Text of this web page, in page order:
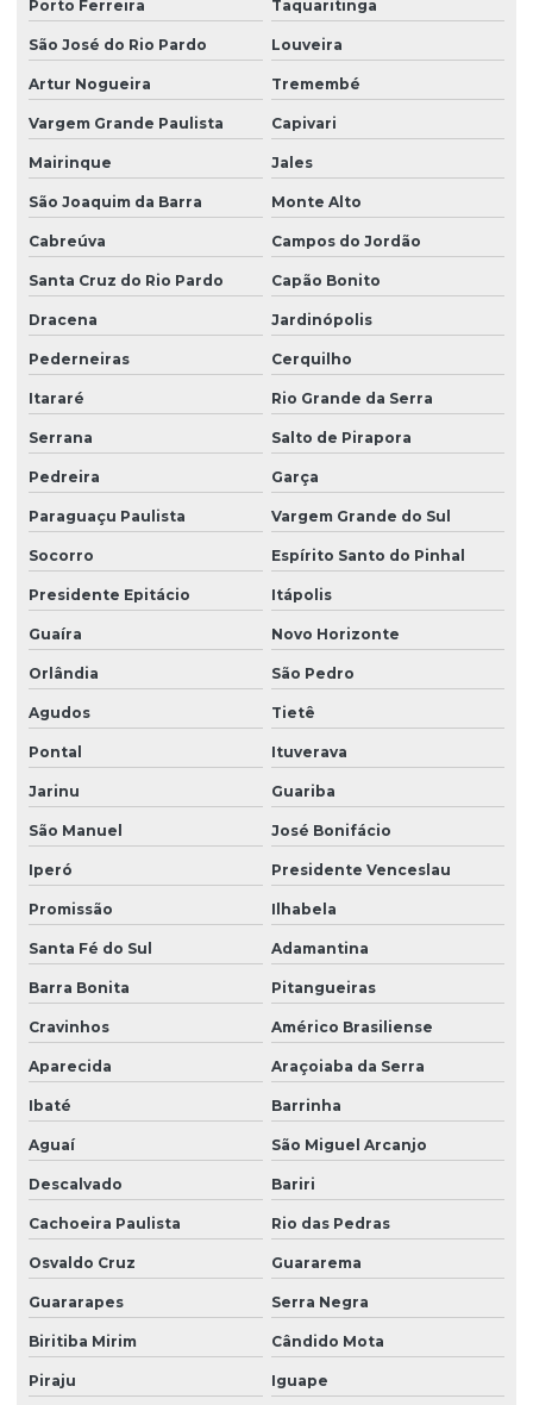
Porto Ferreira Taquaritinga
São José do Rio Pardo Louveira
Artur Nogueira Tremembé
Vargem Grande Paulista Capivari
Mairinque Jales
São Joaquim da Barra Monte Alto
Cabreúva Campos do Jordão
Santa Cruz do Rio Pardo Capão Bonito
Dracena Jardinópolis
Pederneiras Cerquilho
Itararé Rio Grande da Serra
Serrana Salto de Pirapora
Pedreira Garça
Paraguaçu Paulista Vargem Grande do Sul
Socorro Espírito Santo do Pinhal
Presidente Epitácio Itápolis
Guaíra Novo Horizonte
Orlândia São Pedro
Agudos Tietê
Pontal Ituverava
Jarinu Guariba
São Manuel José Bonifácio
Iperó Presidente Venceslau
Promissão Ilhabela
Santa Fé do Sul Adamantina
Barra Bonita Pitangueiras
Cravinhos Américo Brasiliense
Aparecida Araçoiaba da Serra
Ibaté Barrinha
Aguaí São Miguel Arcanjo
Descalvado Bariri
Cachoeira Paulista Rio das Pedras
Osvaldo Cruz Guararema
Guararapes Serra Negra
Biritiba Mirim Cândido Mota
Piraju Iguape